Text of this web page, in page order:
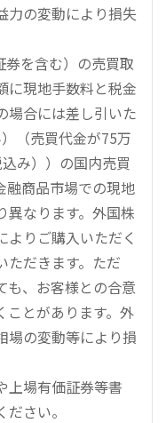
力の変動により損失
を含む）の売買取
に現地手数料と税金
場合には差し引いた
（売買代金が75万
み））の国内売買
融商品市場での現地
異なります。外国株
りご購入いただく
ただきます。ただ
も、お客様との合意
ことがあります。外
場の変動等により損
上場有価証券等書
さい。